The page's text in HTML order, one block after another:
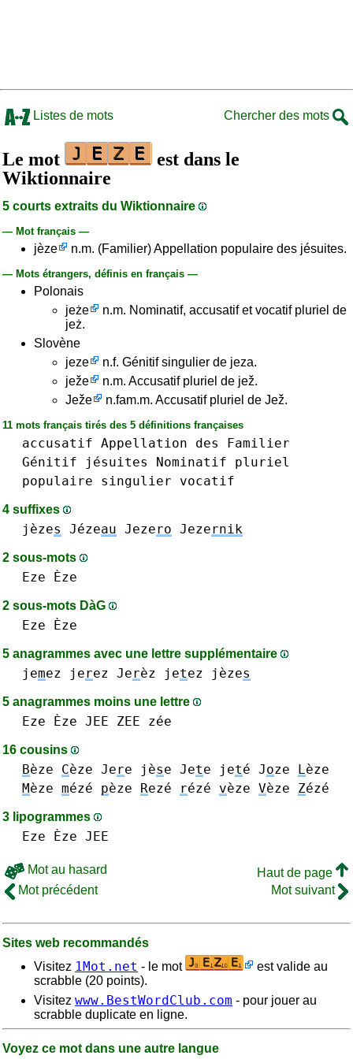
Listes de mots Chercher des mots
Le mot
est dans le
Wiktionnaire
5 courts extraits du Wiktionnaire
— Mot français —
jèze n.m. (Familier) Appellation populaire des jésuites.
— Mots étrangers, définis en français —
Polonais
jeże
n.m. Nominatif, accusatif et vocatif pluriel de
jeż.
Slovène
jeze
n.f. Génitif singulier de jeza.
ježe
n.m. Accusatif pluriel de jež.
Ježe
n.fam.m. Accusatif pluriel de Jež.
11 mots français tirés des 5 définitions françaises
accusatif Appellation des
Familier
Génitif
jésuites Nominatif
pluriel
populaire
singulier vocatif
4 suffixes
jèzes Jézeau Jezero Jezernik
2 sous-mots
Eze Èze
2 sous-mots DàG
Eze Èze
5 anagrammes avec une lettre supplémentaire
jemez jerez Jerèz jetez jèzes
5 anagrammes moins une lettre
Eze Èze JEE ZEE zée
16 cousins
Bèze Cèze Jere jèse Jete jeté Joze Lèze
Mèze mézé pèze Rezé rézé vèze Vèze Zézé
3 lipogrammes
Eze Èze JEE
Mot au hasard
Haut de page
Mot précédent
Mot suivant
Sites web recommandés
Visitez 1Mot.net - le mot
est valide au
scrabble (20 points).
Visitez www.BestWordClub.com - pour jouer au
scrabble duplicate en ligne.
Voyez ce mot dans une autre langue